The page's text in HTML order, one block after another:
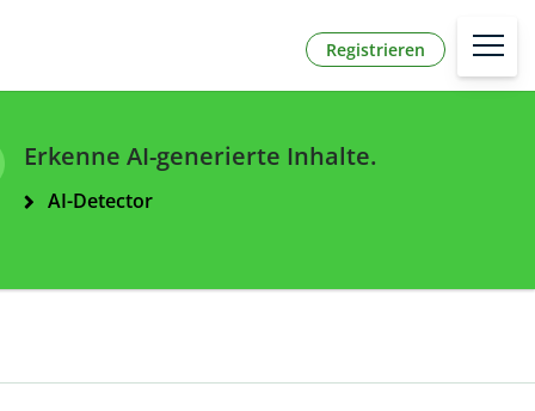
Registrieren
Erkenne AI-generierte Inhalte.
AI-Detector